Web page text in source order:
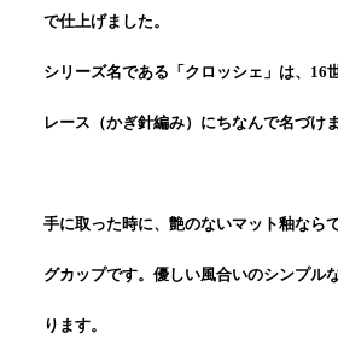
で仕上げました。
シリーズ名である「クロッシェ」は、16
レース（かぎ針編み）にちなんで名づけま
手に取った時に、艶のないマット釉なら
グカップです。優しい風合いのシンプ
ります。